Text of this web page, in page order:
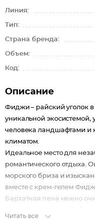
Линия:
Тип:
Страна бренда:
Объем:
Код:
Описание
Фиджи – райский уголок
уникальной экосистемой,
человека ландшафтами и
климатом.
Идеальное место для
романтического отдыха.
морского бриза и
вместе с крем-гелем
Бархатная пена нежно
Читать все